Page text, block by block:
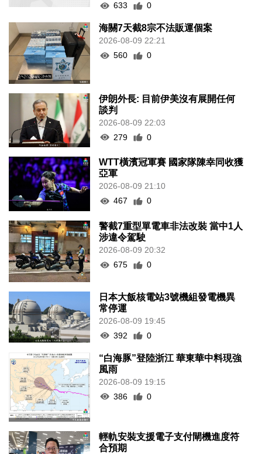
633
0
海關7天截8宗不法販運個案
2026-08-09 22:21
560
0
伊朗外長: 目前伊美沒有展開任何
談判
2026-08-09 22:03
279
0
WTT橫濱冠軍賽 國家隊陳幸同收獲
亞軍
2026-08-09 21:10
467
0
警截7重型單電車非法改裝 當中1人
涉違令駕駛
2026-08-09 20:32
675
0
日本大飯核電站3號機組發電機異
常停運
2026-08-09 19:45
392
0
“白海豚”登陸浙江 華東華中料現強
風雨
2026-08-09 19:15
386
0
輕軌安裝支援電子支付閘機進度符
合預期